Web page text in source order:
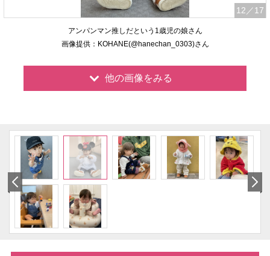
12 ／17
アンパンマン推しだという1歳児の娘さん
画像提供：KOHANE(@hanechan_0303)さん
他の画像をみる